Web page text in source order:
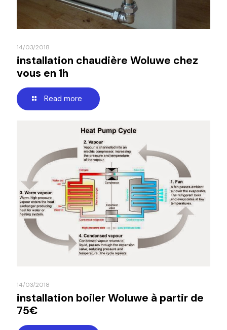
14/03/2018
installation chaudière Woluwe chez
vous en 1h
Read more
14/03/2018
installation boiler Woluwe à partir de
75€